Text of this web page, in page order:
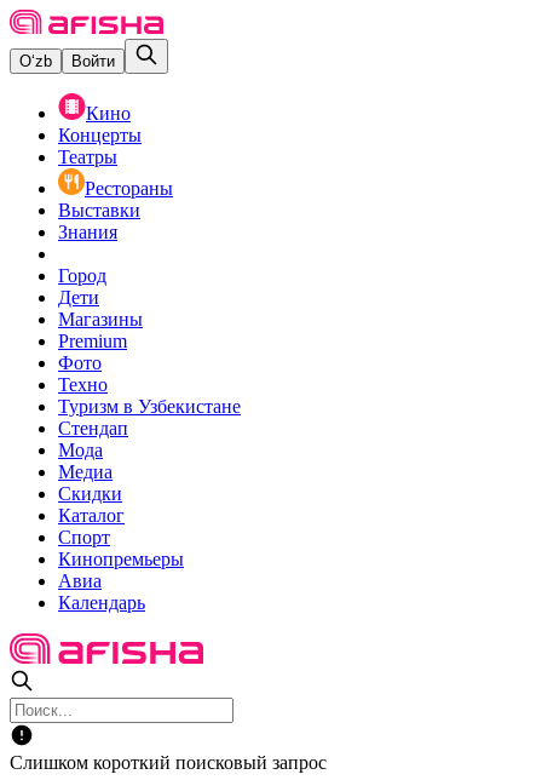
O‘zb Войти
Кино
Концерты
Театры
Рестораны
Выставки
Знания
Город
Дети
Магазины
Premium
Фото
Техно
Туризм в Узбекистане
Стендап
Мода
Медиа
Скидки
Каталог
Спорт
Кинопремьеры
Авиа
Календарь
Слишком короткий поисковый запрос